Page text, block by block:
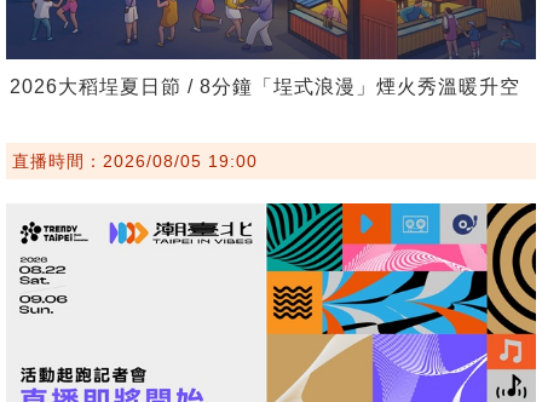
2026大稻埕夏日節 / 8分鐘「埕式浪漫」煙火秀溫暖升空
直播時間：2026/08/05 19:00